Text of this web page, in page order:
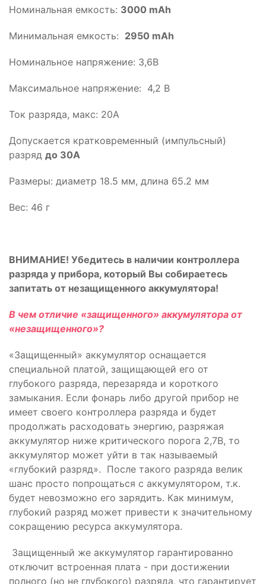
Номинальная емкость: 3000 mAh
Минимальная емкость: 2950 mAh
Номинальное напряжение: 3,6В
Максимальное напряжение: 4,2 В
Ток разряда, макс: 20А
Допускается кратковременный (импульсный)
разряд до 30А
Размеры: диаметр 18.5 мм, длина 65.2 мм
Вес: 46 г
ВНИМАНИЕ! Убедитесь в наличии контроллера
разряда у прибора, который Вы собираетесь
запитать от незащищенного аккумулятора!
В чем отличие «защищенного» аккумулятора от
«незащищенного»?
«Защищенный» аккумулятор оснащается
специальной платой, защищающей его от
глубокого разряда, перезаряда и короткого
замыкания. Если фонарь либо другой прибор не
имеет своего контроллера разряда и будет
продолжать расходовать энергию, разряжая
аккумулятор ниже критического порога 2,7В, то
аккумулятор может уйти в так называемый
«глубокий разряд». После такого разряда велик
шанс просто попрощаться с аккумулятором, т.к.
будет невозможно его зарядить. Как минимум,
глубокий разряд может привести к значительному
сокращению ресурса аккумулятора.
Защищенный же аккумулятор гарантированно
отключит встроенная плата - при достижении
полного (но не глубокого) разряда, что гарантирует